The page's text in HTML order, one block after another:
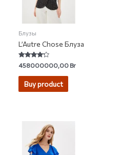
Блузы
L’Autre Chose Блуза
Rated
4.00
out of 5
458000000,00Br
Buy product